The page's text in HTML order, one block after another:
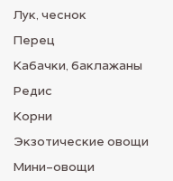
Лук, чеснок
Перец
Кабачки, баклажаны
Редис
Корни
Экзотические овощи
Мини-овощи